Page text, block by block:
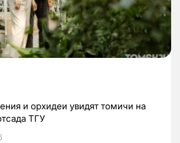
и орхидеи увидят томичи на
ТГУ